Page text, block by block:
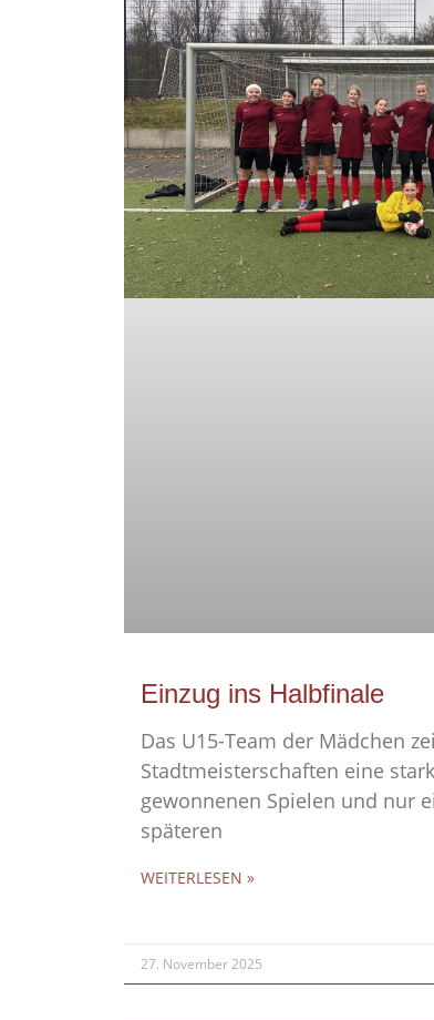
Einzug ins Halbfinale
Das U15-Team der Mädchen
Stadtmeisterschaften eine
gewonnenen Spielen und nur
späteren
WEITERLESEN »
27. November 2025